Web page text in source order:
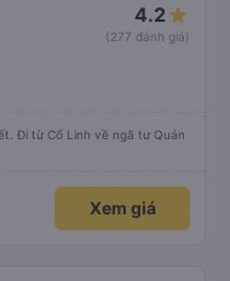
4.2
(277 đánh giá)
Đi từ Cổ Linh về ngã tư Quán
Xem giá